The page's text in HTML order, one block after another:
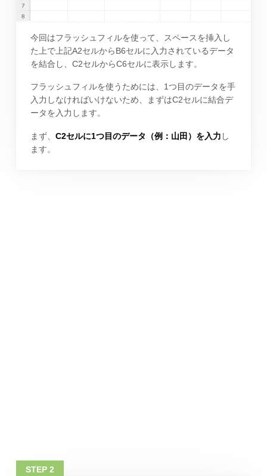
今回はフラッシュフィルを使って、スペースを挿入し
た上で上記A2セルからB6セルに入力されているデータ
を結合し、C2セルからC6セルに表示します。
フラッシュフィルを使うためには、1つ目のデータを手
入力しなければいけないため、まずはC2セルに結合デ
ータを入力します。
まず、 C2セルに1つ目のデータ（例：山田）を入力 し
ます。